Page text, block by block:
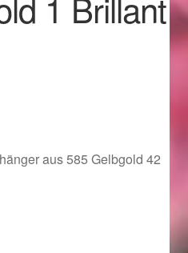
Fasching & Co.
Fasching & Co.
Fasching & Co.
aus 585 Gelbgold 42